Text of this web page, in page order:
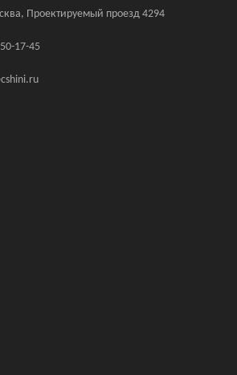
Проектируемый проезд 4294
17-45